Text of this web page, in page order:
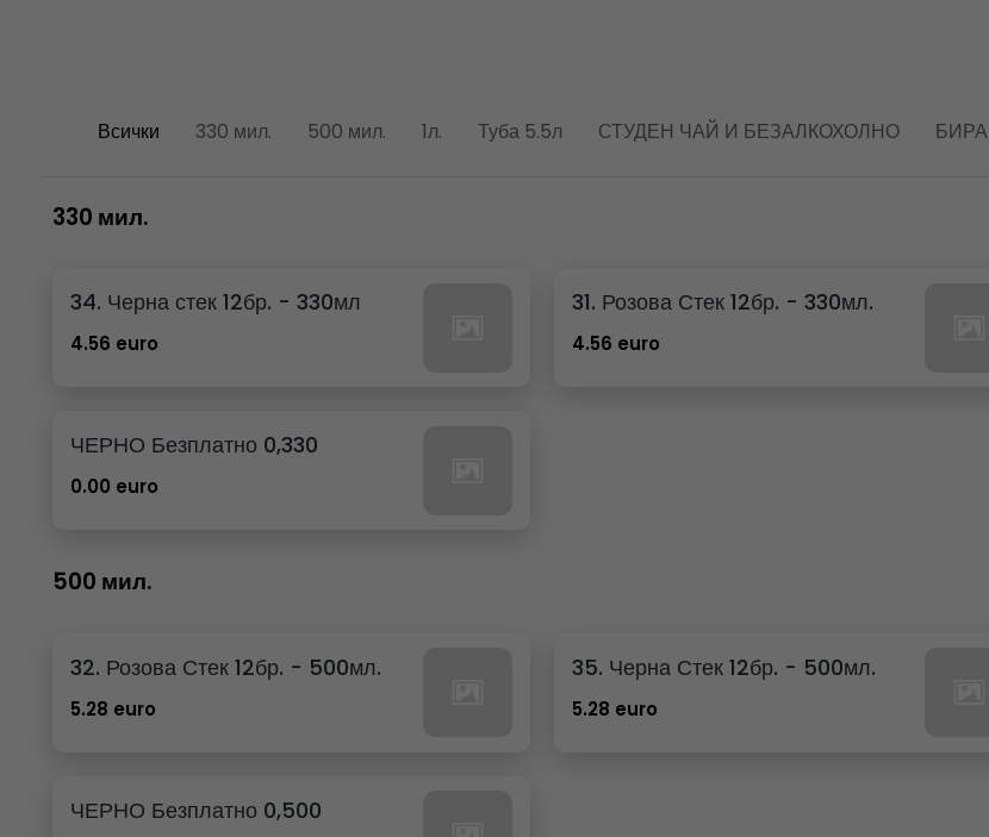
Всички 330 мил. 500 мил. 1л. Туба 5.5л СТУДЕН ЧАЙ И БЕЗАЛКОХОЛНО БИРА
330 мил.
34. Черна стек 12бр. - 330мл
4.56 euro
31. Розова Стек 12бр. - 330мл.
4.56 euro
ЧЕРНО Безплатно 0,330
0.00 euro
500 мил.
32. Розова Стек 12бр. - 500мл.
5.28 euro
35. Черна Стек 12бр. - 500мл.
5.28 euro
ЧЕРНО Безплатно 0,500